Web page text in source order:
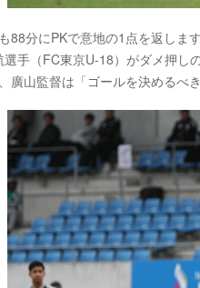
88分にPKで意地の1点を返しま
手（FC東京U-18）がダメ押し
廣山監督は「ゴールを決めるべ